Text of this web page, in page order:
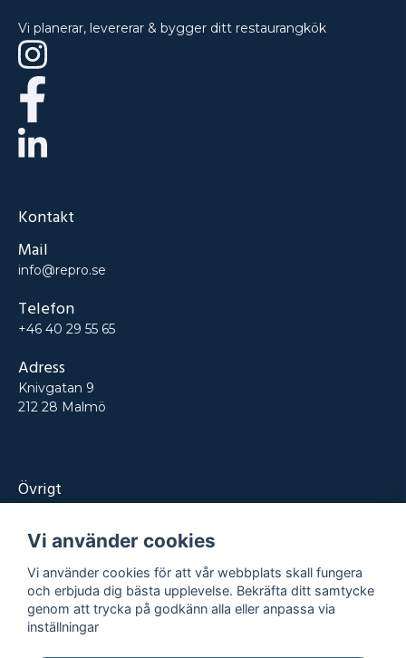
Vi planerar, levererar & bygger ditt restaurangkök
Kontakt
Mail
info@repro.se
Telefon
+46 40 29 55 65
Adress
Knivgatan 9
212 28 Malmö
Övrigt
Tjänster
Kontakt
Projekt
Vi använder cookies
Vi använder cookies för att vår webbplats skall fungera
och erbjuda dig bästa upplevelse. Bekräfta ditt samtycke
genom att trycka på godkänn alla eller anpassa via
inställningar